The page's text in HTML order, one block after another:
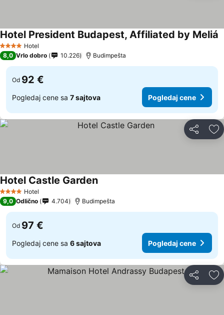
4 ZvezdiceHotel
Hotel President Budapest, Affiliated by Meliá
8,0 Vrlo dobro 10.226 Budimpešta
Od 92 €
Pogledaj cene sa 7 sajtova Pogledaj cene
Deli
4 ZvezdiceHotel
Hotel Castle Garden
9,0 Odlično 4.704 Budimpešta
Od 97 €
Pogledaj cene sa 6 sajtova Pogledaj cene
Deli